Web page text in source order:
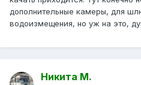
дополнительные камеры, для
водоизмещения, но уж на это,
Никита М.